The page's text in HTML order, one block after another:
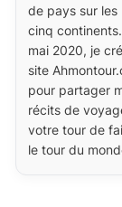
de pays sur les
cinq
mai 2020, je
site
pour partager
récits de
votre tour de
le tour du